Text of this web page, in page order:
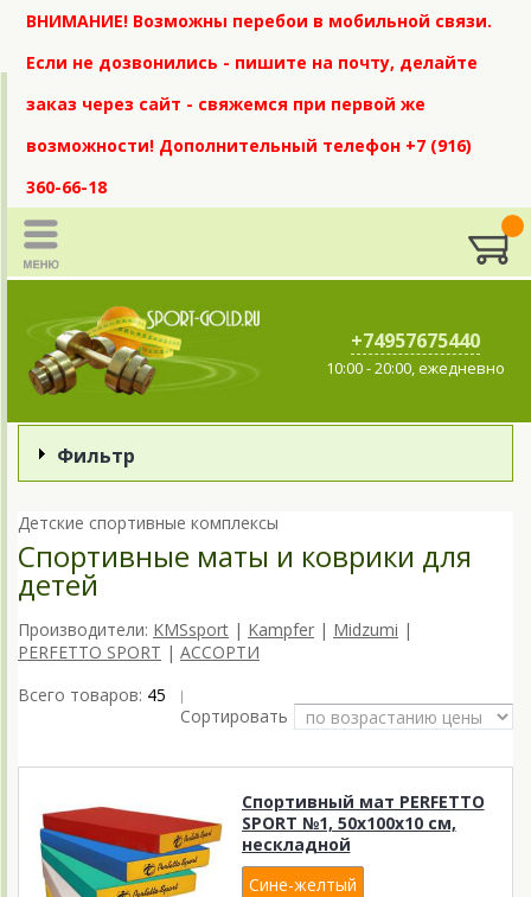
ВНИМАНИЕ! Возможны перебои в мобильной связи.
Если не дозвонились - пишите на почту, делайте
заказ через сайт - свяжемся при первой же
возможности! Дополнительный телефон +7 (916)
360-66-18
+74957675440
10:00 - 20:00, ежедневно
Фильтр
Детские спортивные комплексы
Спортивные маты и коврики для
детей
Производители: KMSsport | Kampfer | Midzumi |
PERFETTO SPORT | АССОРТИ
Всего товаров: 45 |
Сортировать
Спортивный мат PERFETTO
SPORT №1, 50х100х10 см,
нескладной
Сине-желтый